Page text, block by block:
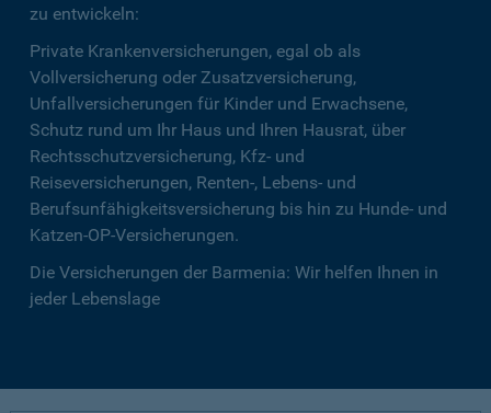
zu entwickeln:
Private Krankenversicherungen, egal ob als
Vollversicherung oder Zusatzversicherung,
Unfallversicherungen für Kinder und Erwachsene,
Schutz rund um Ihr Haus und Ihren Hausrat, über
Rechtsschutzversicherung, Kfz- und
Reiseversicherungen, Renten-, Lebens- und
Berufsunfähigkeitsversicherung bis hin zu Hunde- und
Katzen-OP-Versicherungen.
Die Versicherungen der Barmenia: Wir helfen Ihnen in
jeder Lebenslage